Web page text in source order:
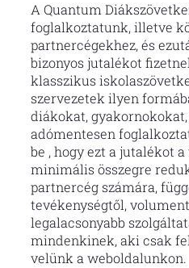
A Quantum
foglalkoztatunk, illetve
partnercégekhez, és
bizonyos jutalékot
klasszikus
szervezetek ilyen
diákokat,
adómentesen
be , hogy ezt a jutalékot
minimális összegre
partnercég számára,
tevékenységtől,
legalacsonyabb
mindenkinek, aki csak
velünk a weboldalunkon.